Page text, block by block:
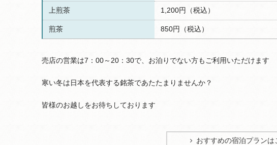
上煎茶 1,200円（税込）
煎茶 850円（税込）
売店の営業は7：00～20：30で、お泊りでない方もご利用いただけます
寒い冬は日本を代表する銘茶であたたまりませんか？
皆様のお越しをお待ちしております
おすすめの宿泊プランは